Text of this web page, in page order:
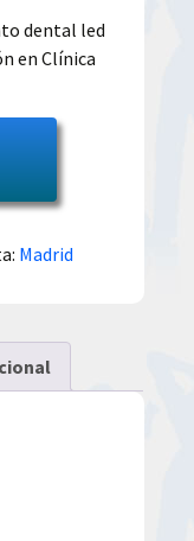
dental led
en Clínica
Madrid